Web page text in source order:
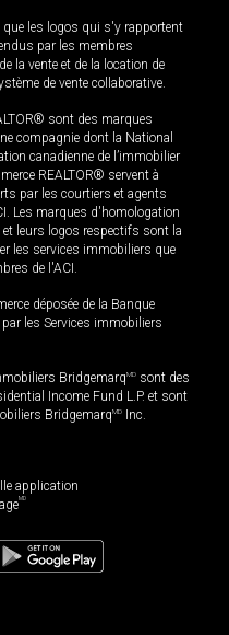
les logos qui s'y rapportent
par les membres
la vente et de la location de
de vente collaborative.
sont des marques
compagnie dont la National
canadienne de l’immobilier
REALTOR® servent à
par les courtiers et agents
Les marques d'homologation
leurs logos respectifs sont la
les services immobiliers que
de l'ACI.
déposée de la Banque
les Services immobiliers
BridgemarqMD sont des
Income Fund L.P. et sont
BridgemarqMD Inc.
application
MD